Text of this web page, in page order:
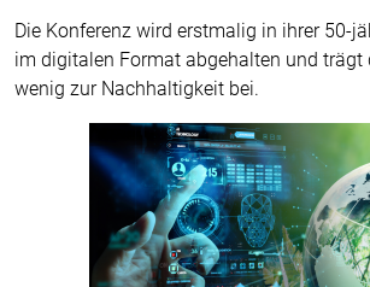
Die Konferenz wird erstmalig in ihrer 50-
im digitalen Format abgehalten und trägt
wenig zur Nachhaltigkeit bei.